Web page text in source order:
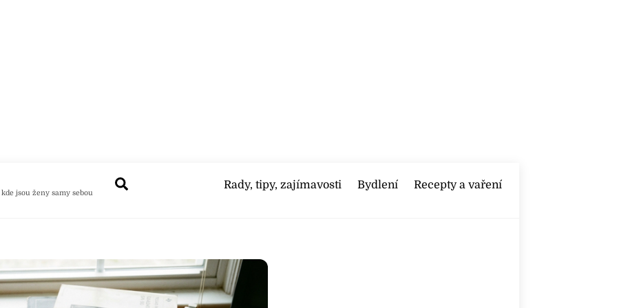
kde jsou ženy samy sebou
Rady, tipy, zajímavosti Bydlení Recepty a vaření